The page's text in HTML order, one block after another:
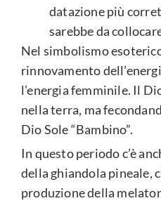
datazione più
sarebbe da
Nel simbolismo
rinnovamento
l’energia femminile. Il
nella terra, ma
Dio Sole “Bambino”.
In questo periodo c’è
della ghiandola pineale,
produzione della